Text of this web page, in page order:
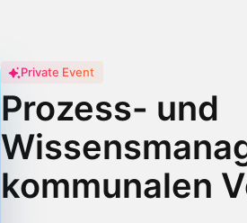
Private Event
Prozess- und
kommunalen